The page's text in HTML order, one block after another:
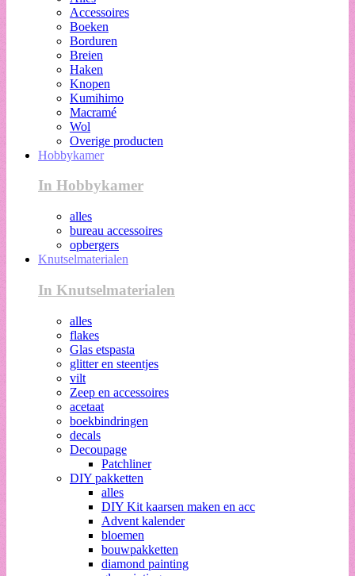
Accessoires
Boeken
Borduren
Breien
Haken
Knopen
Kumihimo
Macramé
Wol
Overige producten
Hobbykamer
In Hobbykamer
alles
bureau accessoires
opbergers
Knutselmaterialen
In Knutselmaterialen
alles
flakes
Glas etspasta
glitter en steentjes
vilt
Zeep en accessoires
acetaat
boekbindringen
decals
Decoupage
Patchliner
DIY pakketten
alles
DIY Kit kaarsen maken en acc
Advent kalender
bloemen
bouwpakketten
diamond painting